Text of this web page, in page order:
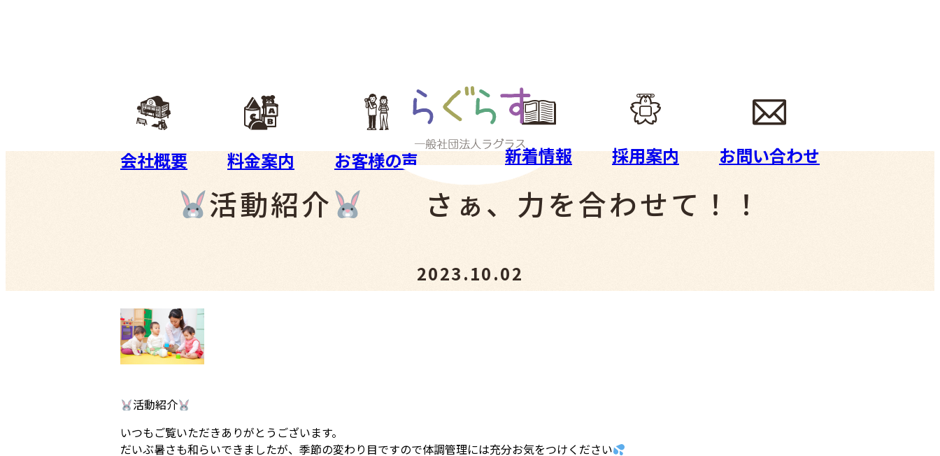
会社概要 料金案内 お客様の声 新着情報 採用案内 お問い合わせ
活動紹介 さぁ、力を合わせて！！
2023.10.02
活動紹介
いつもご覧いただきありがとうございます。
だいぶ暑さも和らいできましたが、季節の変わり目ですので体調管理には充分お気をつけください